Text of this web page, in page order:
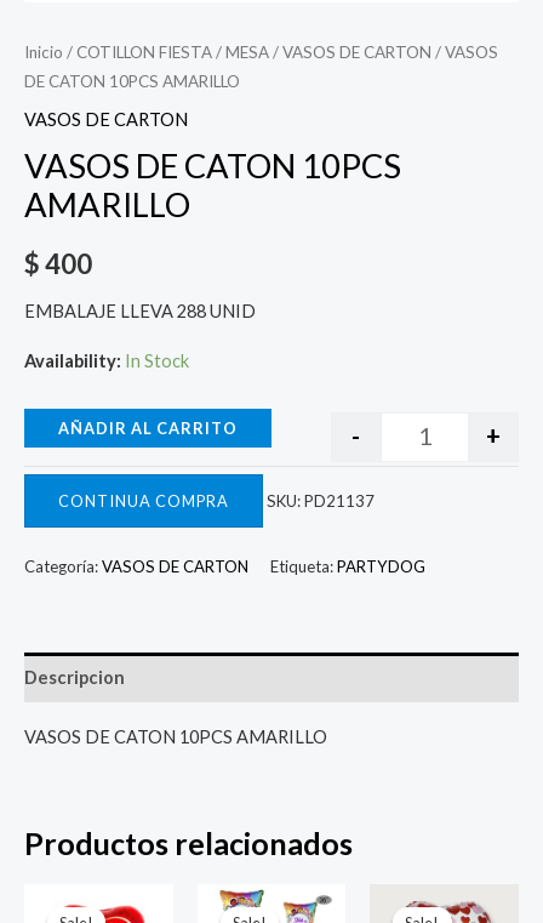
Inicio / COTILLON FIESTA/MESA/VASOS DE CARTON / VASOS
DE CATON 10PCS AMARILLO
VASOS DE CARTON
VASOS DE CATON 10PCS
AMARILLO
$400
EMBALAJE LLEVA 288 UNID
Availability: In Stock
- +
AÑADIR AL CARRITO
CONTINUA COMPRA SKU:PD21137
Categoría:VASOS DE CARTON Etiqueta:PARTYDOG
Descripcion
VASOS DE CATON 10PCS AMARILLO
Productos relacionados
El
El